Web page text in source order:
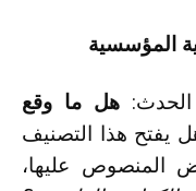
المؤسسية
هل ما وقع
يفتح هذا التصنيف
المنصوص عليها،